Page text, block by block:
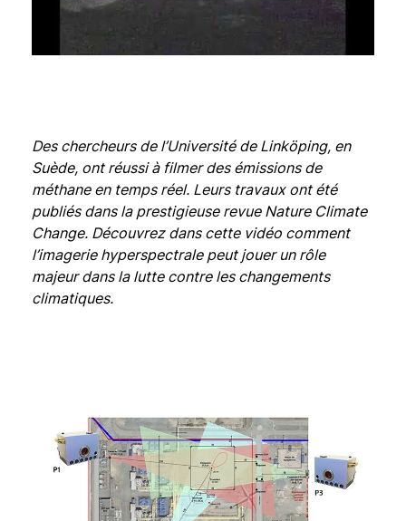
Des chercheurs de l’Université de Linköping, en
Suède, ont réussi à filmer des émissions de
méthane en temps réel. Leurs travaux ont été
publiés dans la prestigieuse revue Nature Climate
Change. Découvrez dans cette vidéo comment
l’imagerie hyperspectrale peut jouer un rôle
majeur dans la lutte contre les changements
climatiques.